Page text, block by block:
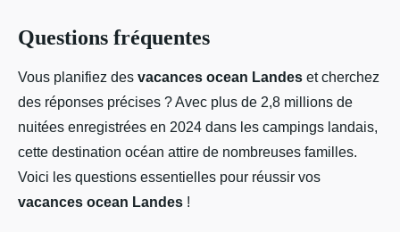
Questions fréquentes
Vous planifiez des vacances ocean Landes et cherchez
des réponses précises ? Avec plus de 2,8 millions de
nuitées enregistrées en 2024 dans les campings landais,
cette destination océan attire de nombreuses familles.
Voici les questions essentielles pour réussir vos
vacances ocean Landes !